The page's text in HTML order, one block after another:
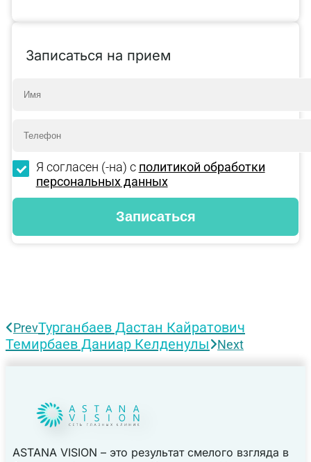
Записаться на прием
Я согласен (-на) с политикой обработки
персональных данных
PrevТурганбаев Дастан Кайратович
Темирбаев Даниар Келденулы
Next
ASTANA VISION – это результат смелого взгляда в